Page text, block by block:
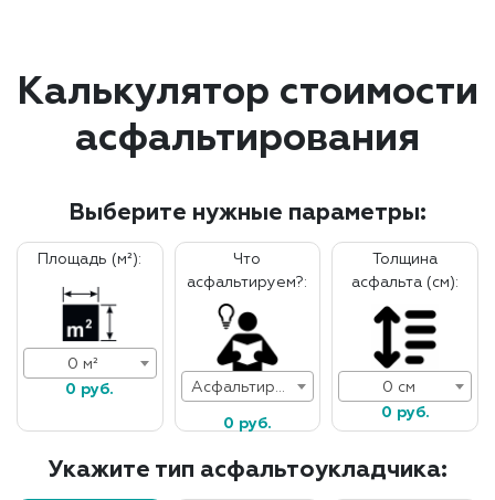
Калькулятор стоимости
асфальтирования
Выберите нужные параметры:
Площадь (м²):
0 м²
0 руб.
Что
асфальтируем?:
0 руб.
Толщина
асфальта (см):
0 см
0 руб.
Укажите тип асфальтоукладчика: